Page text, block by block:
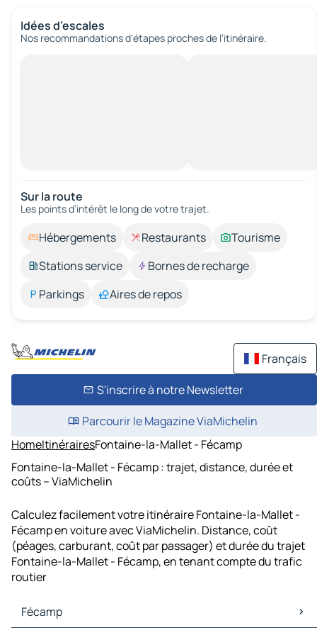
Idées d’escales
Nos recommandations d'étapes proches de l’itinéraire.
Sur la route
Les points d’intérêt le long de votre trajet.
Hébergements Restaurants
Tourisme
Stations service
Bornes de recharge
Parkings
Aires de repos
Français
S'inscrire à notre Newsletter
Parcourir le Magazine ViaMichelin
HomeItinérairesFontaine-la-Mallet - Fécamp
Fontaine-la-Mallet - Fécamp : trajet, distance, durée et
coûts – ViaMichelin
Calculez facilement votre itinéraire Fontaine-la-Mallet -
Fécamp en voiture avec ViaMichelin. Distance, coût
(péages, carburant, coût par passager) et durée du trajet
Fontaine-la-Mallet - Fécamp, en tenant compte du trafic
routier
Fécamp